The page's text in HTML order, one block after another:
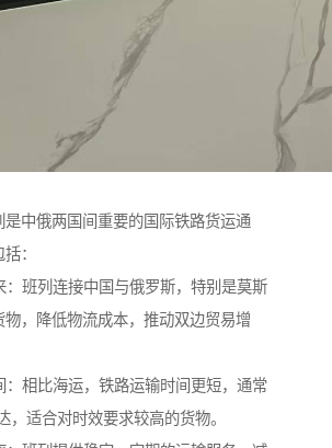
是中俄两国间重要的国际铁路货运通
：
：班列连接中国与俄罗斯，特别是莫斯
物，降低物流成本，推动双边贸易增
：相比海运，铁路运输时间更短，通常
，适合对时效要求较高的货物。